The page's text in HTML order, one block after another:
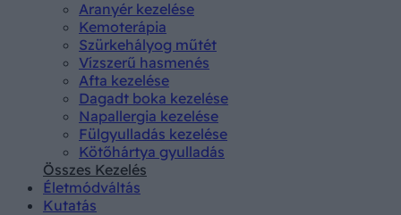
Aranyér kezelése
Kemoterápia
Szürkehályog műtét
Vízszerű hasmenés
Afta kezelése
Dagadt boka kezelése
Napallergia kezelése
Fülgyulladás kezelése
Kötőhártya gyulladás
Összes Kezelés
Életmódváltás
Kutatás